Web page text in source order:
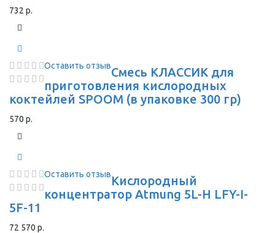
732 р.
Оставить отзывСмесь КЛАССИК для
приготовления кислородных
коктейлей SPOOM (в упаковке 300 гр)
570 р.
Оставить отзывКислородный
концентратор Atmung 5L-H LFY-I-
5F-11
72 570 р.